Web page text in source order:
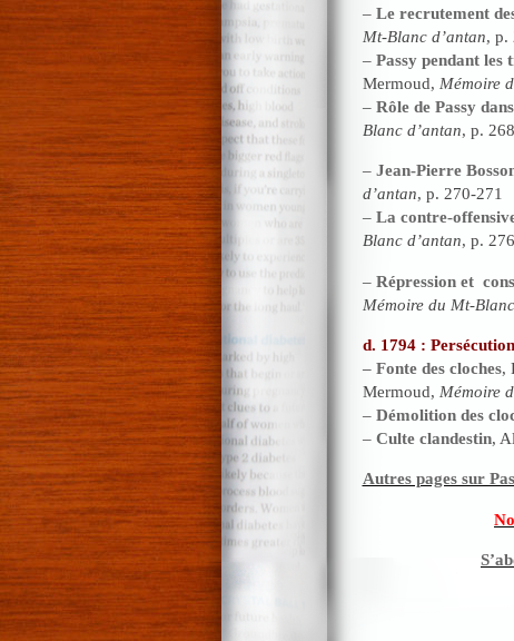
– Le recrutement
Mt-Blanc d’antan, p.
– Passy pendant
Mermoud, Mémoire
– Rôle de Passy
Blanc d’antan, p.
– Jean-Pierre
d’antan, p. 270-271
–La contre-
Blanc d’antan, p.
– Répression et
Mémoire du Mt-
d. 1794 :
– Fonte des cloches,
Mermoud, Mémoire
– Démolition des
– Culte clandestin,
Autres pages sur